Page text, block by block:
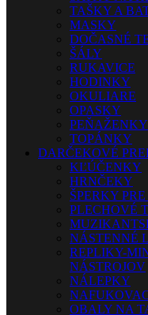
TAŠKY A
MASKY
DOČASNÉ
ŠÁLY
RUKAVICE
HODINKY
OKULIARE
OPASKY
PEŇAŽENKY
TOPÁNKY
DARČEKOVÉ
KĽÚČENKY
HRNČEKY
ŠPERKY
PLECHOVÉ
NÁSTENNÉ
REPLIKY-
NÁSTROJOV
NÁLEPKY
OBALY NA